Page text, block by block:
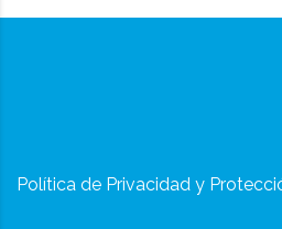
Política de Privacidad y